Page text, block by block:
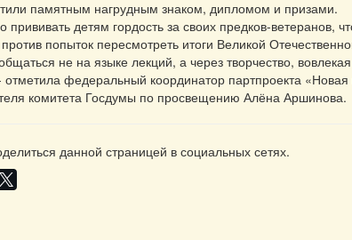
памятным нагрудным знаком, дипломом и призами.
прививать детям гордость за своих предков-ветеранов,
попыток пересмотреть итоги Великой
не на языке лекций, а через творчество,
отметила федеральный координатор партпроекта
комитета Госдумы по просвещению Алёна Аршинова.
данной страницей в социальных сетях.